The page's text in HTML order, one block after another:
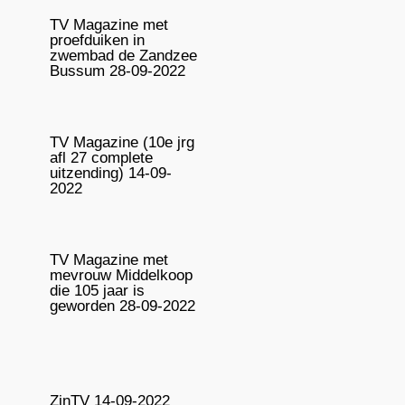
TV Magazine met
proefduiken in
zwembad de Zandzee
Bussum 28-09-2022
TV Magazine (10e jrg
afl 27 complete
uitzending) 14-09-
2022
TV Magazine met
mevrouw Middelkoop
die 105 jaar is
geworden 28-09-2022
ZinTV 14-09-2022